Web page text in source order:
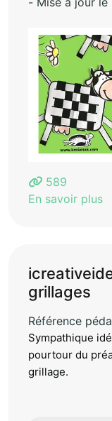
589
En savoir plus
grillages
Référence
Sympathique
pourtour du
grillage.